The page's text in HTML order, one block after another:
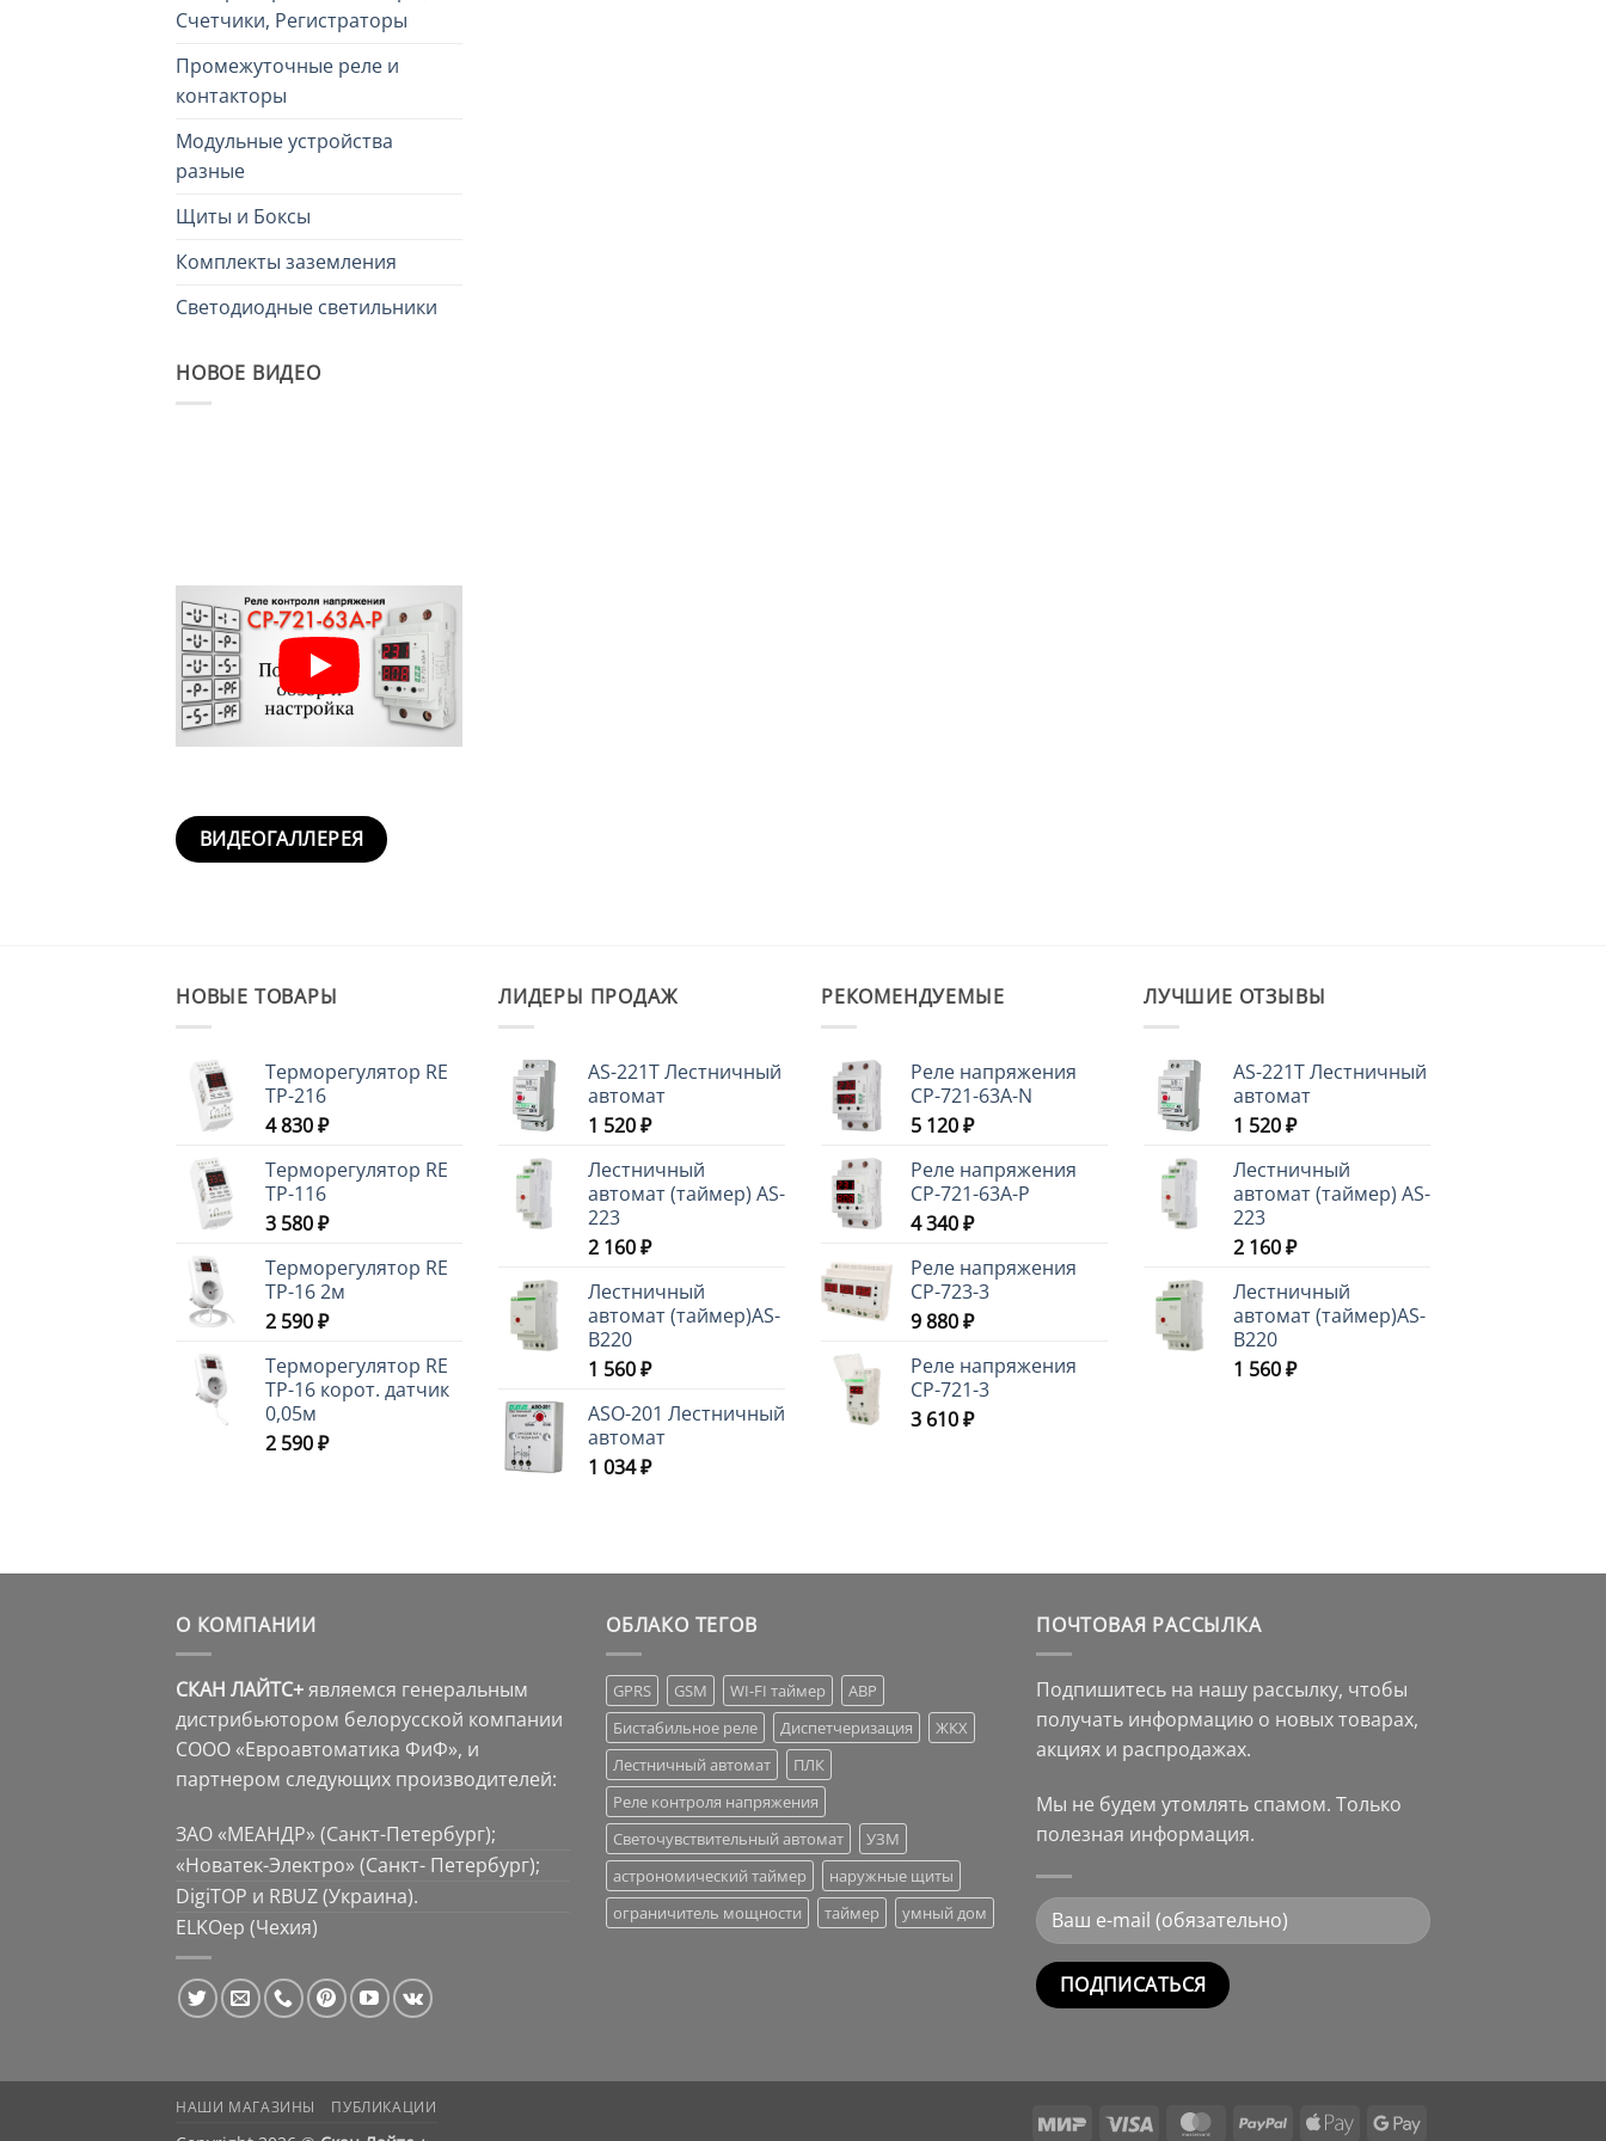
Счетчики, Регистраторы
Промежуточные реле и
контакторы
Модульные устройства
разные
Щиты и Боксы
Комплекты заземления
Светодиодные светильники
НОВОЕ ВИДЕО
ВИДЕОГАЛЛЕРЕЯ
НОВЫЕ ТОВАРЫ
Терморегулятор RE
ТР-216
4 830₽
Терморегулятор RE
ТР-116
3 580₽
Терморегулятор RE
ТР-16 2м
2 590₽
Терморегулятор RE
ТР-16 корот. датчик
0,05м
2 590₽
ЛИДЕРЫ ПРОДАЖ
AS-221T Лестничный
автомат
1 520₽
Лестничный
автомат (таймер) AS-
223
2 160₽
Лестничный
автомат (таймер)AS-
B220
1 560₽
ASO-201 Лестничный
автомат
1 034₽
РЕКОМЕНДУЕМЫЕ
Реле напряжения
CP-721-63A-N
5 120₽
Реле напряжения
CP-721-63A-P
4 340₽
Реле напряжения
CP-723-3
9 880₽
Реле напряжения
CP-721-3
3 610₽
ЛУЧШИЕ ОТЗЫВЫ
AS-221T Лестничный
автомат
1 520₽
Лестничный
автомат (таймер) AS-
223
2 160₽
Лестничный
автомат (таймер)AS-
B220
1 560₽
О КОМПАНИИ
СКАН ЛАЙТС+являемся генеральным
дистрибьютором белорусской компании
СООО «Евроавтоматика ФиФ», и
партнером следующих производителей:
ЗАО «МЕАНДР» (Санкт-Петербург);
«Новатек-Электро» (Санкт- Петербург);
DigiTOP и RBUZ (Украина).
ELKOep (Чехия)
ОБЛАКО ТЕГОВ
GPRS GSM WI-FI таймер
АВР
Бистабильное реле
Диспетчеризация
ЖКХ
Лестничный автомат
ПЛК
Реле контроля напряжения
Светочувствительный автомат
УЗМ
астрономический таймер
наружные щиты
ограничитель мощности
таймер умный дом
ПОЧТОВАЯ РАССЫЛКА
Подпишитесь на нашу рассылку, чтобы
получать информацию о новых товарах,
акциях и распродажах.
Мы не будем утомлять спамом. Только
полезная информация.
Mir Visa MasterCardPayPal
Apple
Google
НАШИ МАГАЗИНЫ ПУБЛИКАЦИИ